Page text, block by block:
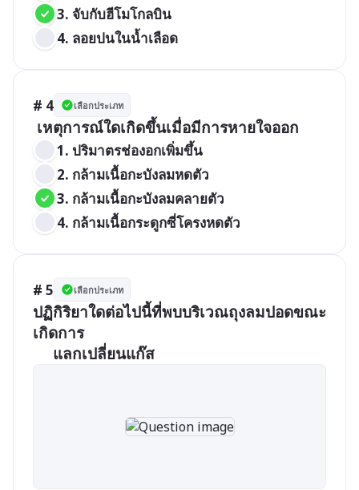
3. จับกับฮีโมโกลบิน
4. ลอยปนในน้ำเลือด
# 4 เลือกประเภท
เหตุการณ์ใดเกิดขึ้นเมื่อมีการหายใจออก
2. กล้ามเนื้อกะบังลมหดตัว
3. กล้ามเนื้อกะบังลมคลายตัว
4. กล้ามเนื้อกระดูกซี่โครงหดตัว
# 5 เลือกประเภท
ปฏิกิริยาใดต่อไปนี้ที่พบบริเวณถุงลมปอดขณะ
เกิดการ
     แลกเปลี่ยนแก๊ส